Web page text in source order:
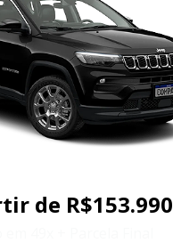
de R$153.990